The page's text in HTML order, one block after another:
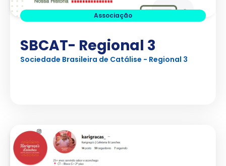
Associação
SBCAT- Regional 3
Sociedade Brasileira de Catálise - Regional 3